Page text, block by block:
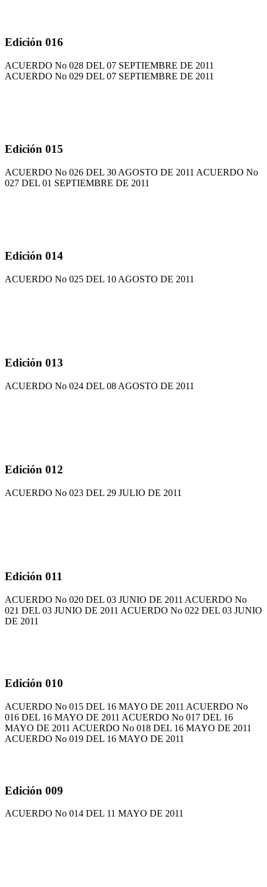
Edición 016
ACUERDO No 028 DEL 07 SEPTIEMBRE DE 2011
ACUERDO No 029 DEL 07 SEPTIEMBRE DE 2011
Edición 015
ACUERDO No 026 DEL 30 AGOSTO DE 2011 ACUERDO No
027 DEL 01 SEPTIEMBRE DE 2011
Edición 014
ACUERDO No 025 DEL 10 AGOSTO DE 2011
Edición 013
ACUERDO No 024 DEL 08 AGOSTO DE 2011
Edición 012
ACUERDO No 023 DEL 29 JULIO DE 2011
Edición 011
ACUERDO No 020 DEL 03 JUNIO DE 2011 ACUERDO No
021 DEL 03 JUNIO DE 2011 ACUERDO No 022 DEL 03 JUNIO
DE 2011
Edición 010
ACUERDO No 015 DEL 16 MAYO DE 2011 ACUERDO No
016 DEL 16 MAYO DE 2011 ACUERDO No 017 DEL 16
MAYO DE 2011 ACUERDO No 018 DEL 16 MAYO DE 2011
ACUERDO No 019 DEL 16 MAYO DE 2011
Edición 009
ACUERDO No 014 DEL 11 MAYO DE 2011